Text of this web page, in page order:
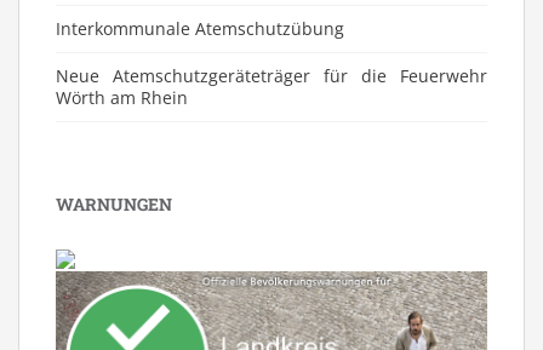
⁠Interkommunale Atemschutzübung
Neue Atemschutzgeräteträger für die Feuerwehr
Wörth am Rhein
WARNUNGEN